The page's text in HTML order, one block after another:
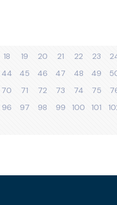
18 19 20 21 22 23
44 45 46 47 48 49
70 71 72 73 74 75
96 97 98 99 100 101